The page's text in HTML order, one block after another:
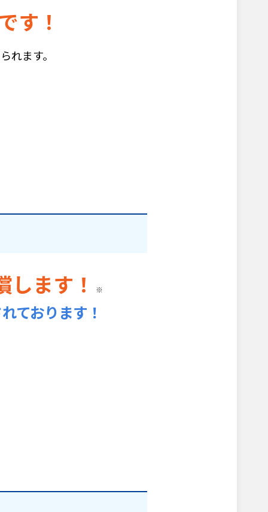
す！
れます。
ます！ ※
ております！